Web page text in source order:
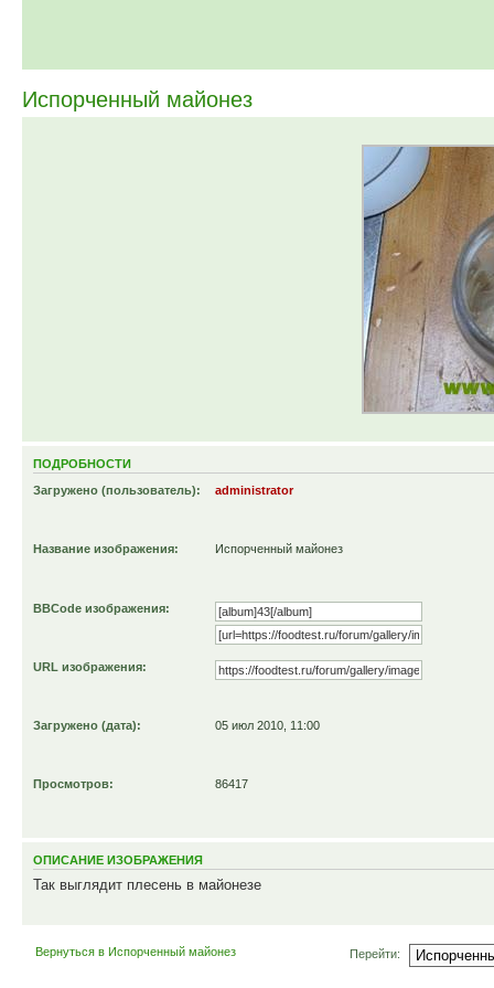
Испорченный майонез
ПОДРОБНОСТИ
Загружено (пользователь): administrator
Название изображения: Испорченный майонез
BBCode изображения:
URL изображения:
Загружено (дата): 05 июл 2010, 11:00
Просмотров: 86417
ОПИСАНИЕ ИЗОБРАЖЕНИЯ
Так выглядит плесень в майонезе
Вернуться в Испорченный майонез Перейти: